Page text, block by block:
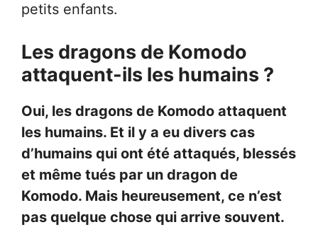
petits enfants.
Les dragons de Komodo
attaquent-ils les humains ?
Oui, les dragons de Komodo attaquent
les humains. Et il y a eu divers cas
d’humains qui ont été attaqués, blessés
et même tués par un dragon de
Komodo. Mais heureusement, ce n’est
pas quelque chose qui arrive souvent.